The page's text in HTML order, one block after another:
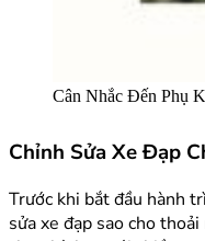
Cân Nhắc Đến Phụ
Chỉnh Sửa Xe Đạp
Trước khi bắt đầu hành
sửa xe đạp sao cho